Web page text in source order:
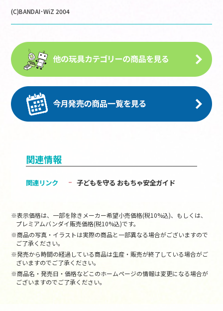
(C)BANDAI･WiZ 2004
関連情報
関連リンク 子どもを守る おもちゃ安全ガイド
※表示価格は、一部を除きメーカー希望小売価格(税10%込)、もしくは、
プレミアムバンダイ販売価格(税10%込)です。
※商品の写真・イラストは実際の商品と一部異なる場合がございますので
ご了承ください。
※発売から時間の経過している商品は生産・販売が終了している場合がご
ざいますのでご了承ください。
※商品名・発売日・価格などこのホームページの情報は変更になる場合が
ございますのでご了承ください。